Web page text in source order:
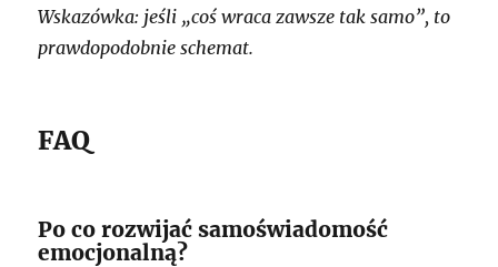
Wskazówka: jeśli „coś wraca zawsze tak samo”, to
prawdopodobnie schemat.
FAQ
Po co rozwijać samoświadomość
emocjonalną?